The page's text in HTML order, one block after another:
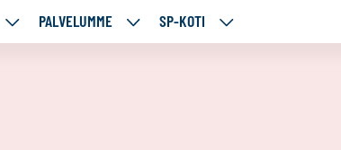
KOHTEEMME
PALVELUMME
PALVELUMME
SP-KOTI
SP-